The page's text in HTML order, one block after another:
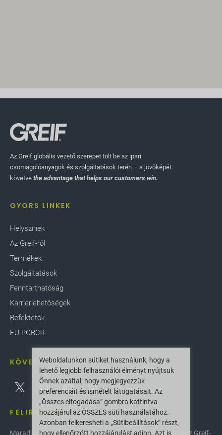
Az Greif globális vezető szerepet tölt be az ipari
csomagolóanyagok és szolgáltatások terén – a jövőképét
követve the advantage that helps our customers win.
GYORS LINKEK
Helyszínek
Az Greif-ről
Termékek
Szolgáltatások
Fenntarthatóság
Karrierlehetőségek
Befektetők
EU PCBCR
KÖVESS MINKET
FELIRATKOZÁS
Maradjon naprakész a legújabb innovációkkal és hírekkel az Greif-
Weboldalunkon sütiket használunk, hogy a
lehető legjobb felhasználói élményt nyújtsuk
Önnek azáltal, hogy megjegyezzük
preferenciáit és ismételt látogatásait. Az
„Összes elfogadása” gombra kattintva
hozzájárul az ÖSSZES süti használatához.
Azonban felkeresheti a „Sütibeállítások” részt,
hogy ellenőrzött hozzájárulást adjon. Azt is